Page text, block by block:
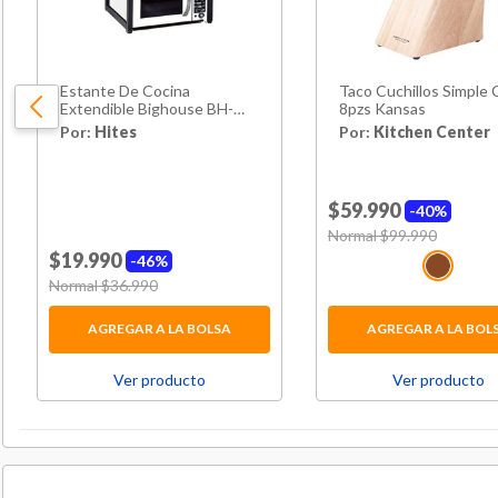
Estante De Cocina
Extendible Bighouse BH-
89389G
Por: Hites
46%
$19.990
Price reduced from
Normal $36.990
AGREGAR A LA BOLSA
Ver producto
Taco Cuchillos Simple
8pzs Kansas
Por: Kitchen Center
40%
$59.990
Price reduced from
Normal $99.990
AGREGAR A LA
Ver producto